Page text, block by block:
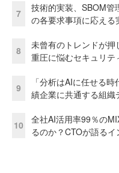
7
技術的実装、SBOM
の各要求事項に応える
8
未曾有のトレンドが
重圧に悩むセキュリテ
9
「分析はAIに任せる
績企業に共通する組織
10
全社AI活用率99％の
るのか？CTOが語る